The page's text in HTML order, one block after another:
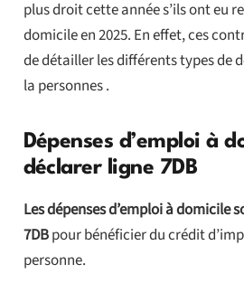
plus droit cette année s’ils ont eu
domicile en 2025. En effet, ces
de détailler les différents types de
la personnes .
Dépenses d’emploi à
déclarer ligne 7DB
Les dépenses d’emploi à domicile
7DBpour bénéficier du crédit
personne.